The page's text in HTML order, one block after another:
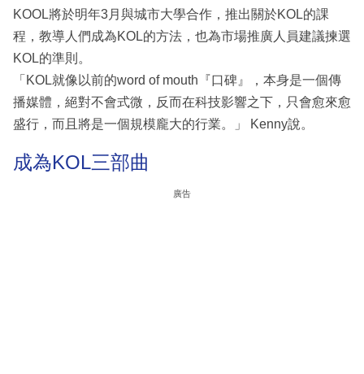
KOOL將於明年3月與城市大學合作，推出關於KOL的課
程，教導人們成為KOL的方法，也為市場推廣人員建議揀選
KOL的準則。
「KOL就像以前的word of mouth『口碑』，本身是一個傳
播媒體，絕對不會式微，反而在科技影響之下，只會愈來愈
盛行，而且將是一個規模龐大的行業。」 Kenny說。
成為KOL三部曲
廣告